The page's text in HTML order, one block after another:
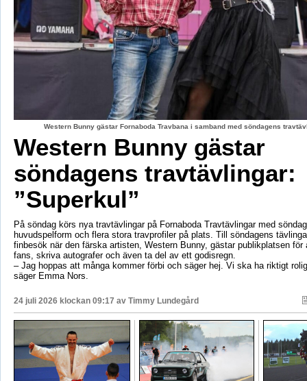
Western Bunny gästar Fornaboda Travbana i samband med söndagens
Western Bunny gästar
söndagens travtävlingar:
”Superkul”
På söndag körs nya travtävlingar på Fornaboda Travtävlingar med
huvudspelform och flera stora travprofiler på plats. Till söndagens
finbesök när den färska artisten, Western Bunny, gästar publikplatsen för
fans, skriva autografer och även ta del av ett godisregn.
– Jag hoppas att många kommer förbi och säger hej. Vi ska ha riktigt
säger Emma Nors.
24 juli 2026 klockan 09:17 av Timmy Lundegård